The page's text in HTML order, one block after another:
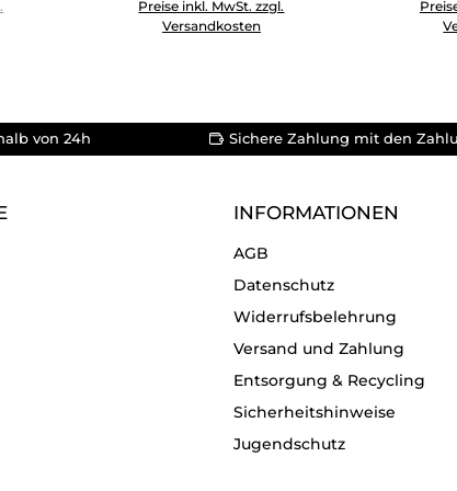
Preise inkl. MwSt. zzgl.
Versandkosten
von 24h Sichere Zahlung mit den
INFORMATIONEN
AGB
Datenschutz
Widerrufsbelehrung
Versand und Zahlung
Entsorgung & Recycling
Sicherheitshinweise
Jugendschutz